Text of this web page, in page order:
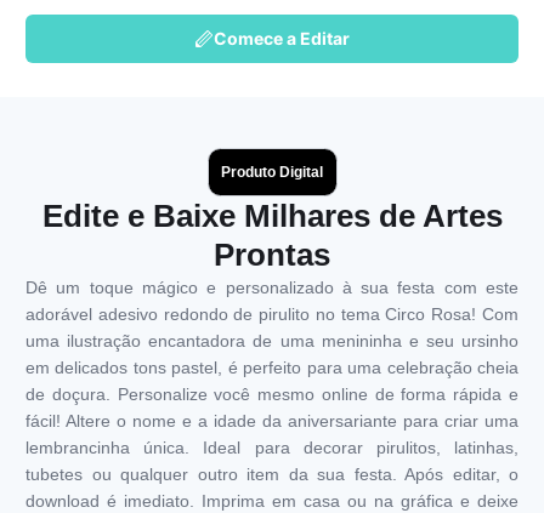
Comece a Editar
Produto Digital
Edite e Baixe Milhares de Artes
Prontas
Dê um toque mágico e personalizado à sua festa com este
adorável adesivo redondo de pirulito no tema Circo Rosa! Com
uma ilustração encantadora de uma menininha e seu ursinho
em delicados tons pastel, é perfeito para uma celebração cheia
de doçura. Personalize você mesmo online de forma rápida e
fácil! Altere o nome e a idade da aniversariante para criar uma
lembrancinha única. Ideal para decorar pirulitos, latinhas,
tubetes ou qualquer outro item da sua festa. Após editar, o
download é imediato. Imprima em casa ou na gráfica e deixe